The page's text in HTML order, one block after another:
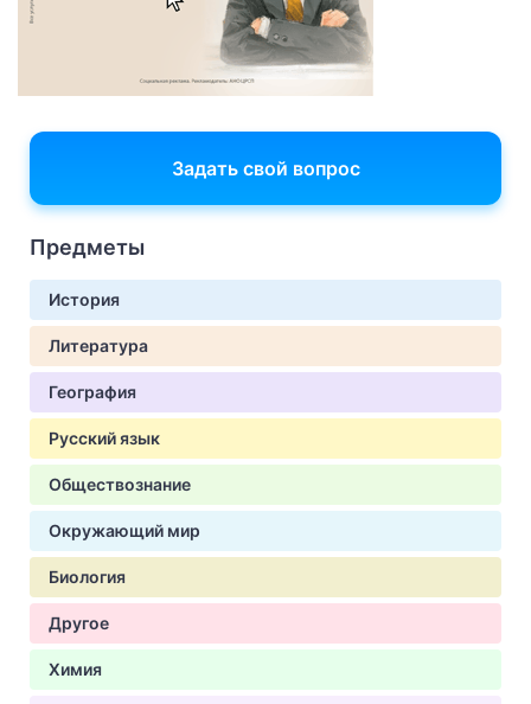
Задать свой вопрос
Предметы
История
Литература
География
Русский язык
Обществознание
Окружающий мир
Биология
Другое
Химия